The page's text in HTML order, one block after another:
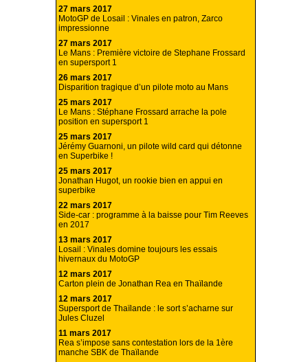
27 mars 2017
MotoGP de Losail : Vinales en patron, Zarco
impressionne
27 mars 2017
Le Mans : Première victoire de Stephane Frossard
en supersport 1
26 mars 2017
Disparition tragique d’un pilote moto au Mans
25 mars 2017
Le Mans : Stéphane Frossard arrache la pole
position en supersport 1
25 mars 2017
Jérémy Guarnoni, un pilote wild card qui détonne
en Superbike !
25 mars 2017
Jonathan Hugot, un rookie bien en appui en
superbike
22 mars 2017
Side-car : programme à la baisse pour Tim Reeves
en 2017
13 mars 2017
Losail : Vinales domine toujours les essais
hivernaux du MotoGP
12 mars 2017
Carton plein de Jonathan Rea en Thaïlande
12 mars 2017
Supersport de Thaïlande : le sort s’acharne sur
Jules Cluzel
11 mars 2017
Rea s’impose sans contestation lors de la 1ère
manche SBK de Thaïlande